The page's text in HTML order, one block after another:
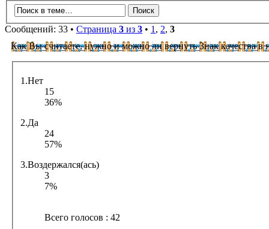
Сообщений: 33 • Страница 3 из 3 • 1, 2, 3
Как Вы считаете, нужно и можно ли вернуть Знак качества
1.Нет
15
36%
2.Да
24
57%
3.Воздержался(ась)
3
7%
Всего голосов : 42